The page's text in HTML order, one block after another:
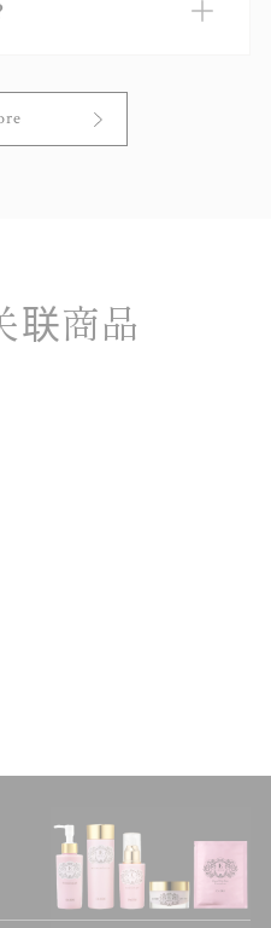
痒、瘙痒等炎症或伤口，请
联商品